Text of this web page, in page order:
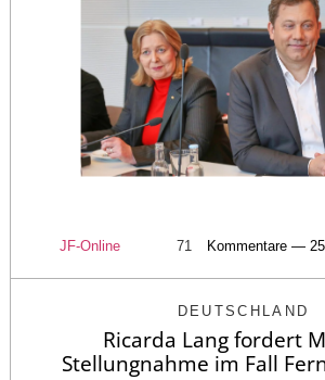
JF-Online 71 Kommentare —
DEUTSCHLAND
Ricarda Lang fordert
Stellungnahme im Fall